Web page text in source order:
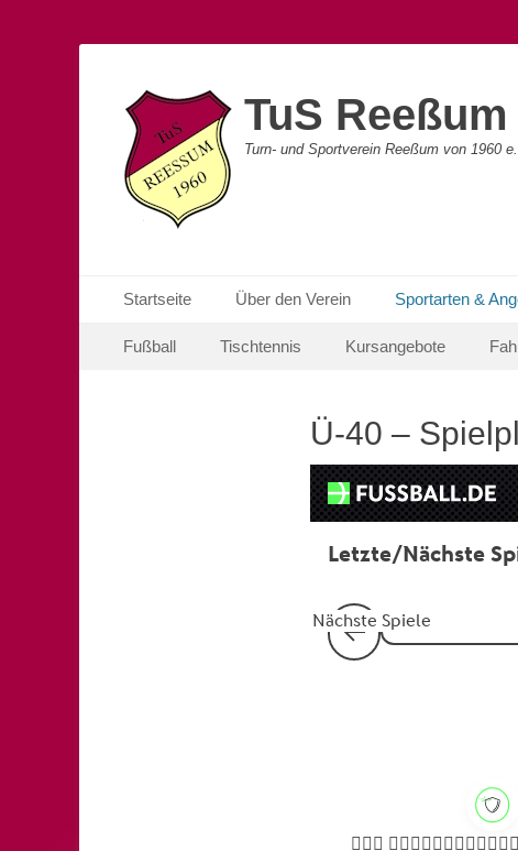
TuS Reeßum
Turn- und Sportverein Reeßum von 1960
Primäres Menü
Inhalt
Startseite Über den Verein Sportarten &
Sekundäres Menü
Inhalt
Fußball Tischtennis Kursangebote
Ü-40 –